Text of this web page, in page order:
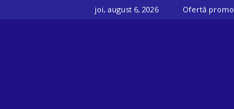
joi, august 6, 2026 Ofertă promo